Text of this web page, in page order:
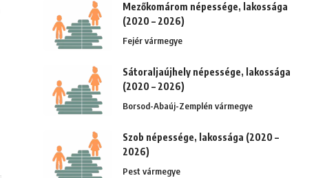
Mezőkomárom népessége, lakossága
(2020 – 2026)
Fejér vármegye
Sátoraljaújhely népessége, lakossága
(2020 – 2026)
Borsod-Abaúj-Zemplén vármegye
Szob népessége, lakossága (2020 –
2026)
Pest vármegye